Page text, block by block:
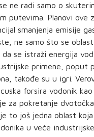
ne radi samo o
putevima. Planovi ove
smanjenja emisije
ne samo što se
da se istraži energija
primene, poput
takođe su u igri.
forsira vodonik
za pokretanje
to još jedna oblast
u veće